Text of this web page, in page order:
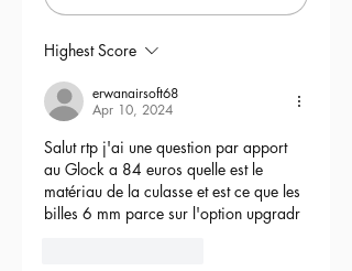
Highest Score
erwanairsoft68
Apr 10, 2024
Salut rtp j'ai une question par apport
au Glock a 84 euros quelle est le
matériau de la culasse et est ce que les
billes 6 mm parce sur l'option upgradr